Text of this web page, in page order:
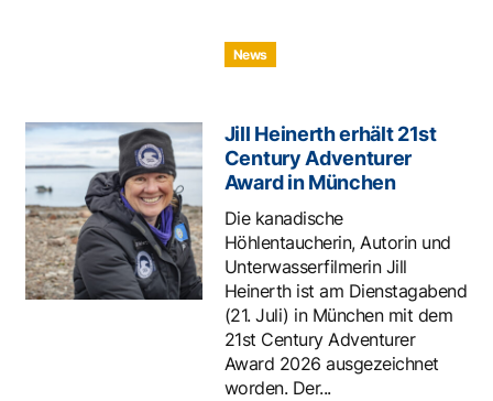
News
Jill Heinerth erhält 21st
Century Adventurer
Award in München
Die kanadische
Höhlentaucherin, Autorin und
Unterwasserfilmerin Jill
Heinerth ist am Dienstagabend
(21. Juli) in München mit dem
21st Century Adventurer
Award 2026 ausgezeichnet
worden. Der...